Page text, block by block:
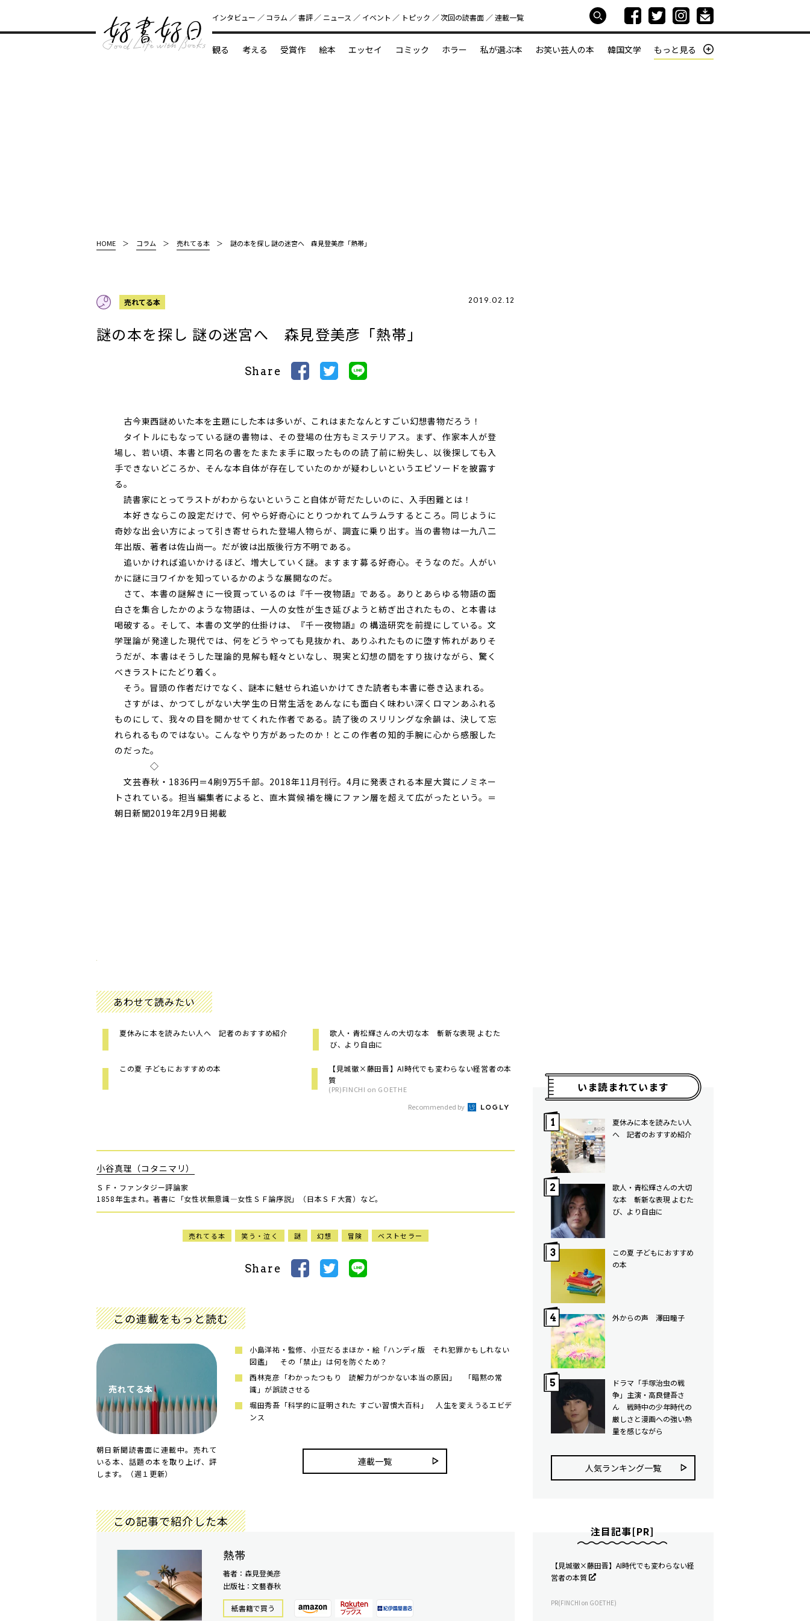
好書好日
インタビュー コラム 書評 ニュース イベント トピック 次回の読書⾯ 連載一覧
観る 考える 受賞作 絵本 エッセイ コミック ホラー 私が選ぶ本 お笑い芸人の本 韓国文学 もっと見る
HOME コラム 売れてる本 謎の本を探し 謎の迷宮へ 森見登美彦「熱帯」
売れてる本 2019.02.12
謎の本を探し 謎の迷宮へ 森見登美彦「熱帯」
Share
古今東西謎めいた本を主題にした本は多いが、これはまたなんとすごい幻想書物だろう！
タイトルにもなっている謎の書物は、その登場の仕方もミステリアス。まず、作家本人が登
場し、若い頃、本書と同名の書をたまたま手に取ったものの読了前に紛失し、以後探しても入
手できないどころか、そんな本自体が存在していたのかが疑わしいというエピソードを披露す
る。
読書家にとってラストがわからないということ自体が苛だたしいのに、入手困難とは！
本好きならこの設定だけで、何やら好奇心にとりつかれてムラムラするところ。同じように
奇妙な出会い方によって引き寄せられた登場人物らが、調査に乗り出す。当の書物は一九八二
年出版、著者は佐山尚一。だが彼は出版後行方不明である。
追いかければ追いかけるほど、増大していく謎。ますます募る好奇心。そうなのだ。人がい
かに謎にヨワイかを知っているかのような展開なのだ。
さて、本書の謎解きに一役買っているのは『千一夜物語』である。ありとあらゆる物語の面
白さを集合したかのような物語は、一人の女性が生き延びようと紡ぎ出されたもの、と本書は
喝破する。そして、本書の文学的仕掛けは、『千一夜物語』の構造研究を前提にしている。文
学理論が発達した現代では、何をどうやっても見抜かれ、ありふれたものに堕す怖れがありそ
うだが、本書はそうした理論的見解も軽々といなし、現実と幻想の間をすり抜けながら、驚く
べきラストにたどり着く。
そう。冒頭の作者だけでなく、謎本に魅せられ追いかけてきた読者も本書に巻き込まれる。
さすがは、かつてしがない大学生の日常生活をあんなにも面白く味わい深くロマンあふれる
ものにして、我々の目を開かせてくれた作者である。読了後のスリリングな余韻は、決して忘
れられるものではない。こんなやり方があったのか！とこの作者の知的手腕に心から感服した
のだった。
◇
文芸春秋・1836円＝4刷9万5千部。2018年11月刊行。4月に発表される本屋大賞にノミネー
トされている。担当編集者によると、直木賞候補を機にファン層を超えて広がったという。＝
朝日新聞2019年2月9日掲載
あわせて読みたい
夏休みに本を読みたい人へ 記者のおすすめ紹介
歌人・青松輝さんの大切な本 斬新な表現 よむた
び、より自由に
この夏 子どもにおすすめの本
【見城徹×藤田晋】AI時代でも変わらない経営者の本
質
(PR)FINCHI on GOETHE
Recommended by
小谷真理（コタニマリ）
ＳＦ・ファンタジー評論家
1858年生まれ。著書に「女性状無意識―女性ＳＦ論序説」（日本ＳＦ大賞）など。
売れてる本 笑う・泣く 謎 幻想 冒険 ベストセラー
Share
この連載をもっと読む
売れてる本
朝日新聞読書面に連載中。売れて
いる本、話題の本を取り上げ、評
します。（週１更新）
小島洋祐・監修、小豆だるまほか・絵「ハンディ版 それ犯罪かもしれない
図鑑」 その「禁止」は何を防ぐため？
西林克彦「わかったつもり 読解力がつかない本当の原因」 「暗黙の常
識」が誤読させる
堀田秀吾「科学的に証明された すごい習慣大百科」 人生を変えうるエビデ
ンス
連載一覧
この記事で紹介した本
熱帯
著者：森見登美彦
出版社：文藝春秋
紙書籍で買う
いま読まれています
夏休みに本を読みたい人
へ 記者のおすすめ紹介
歌人・青松輝さんの大切
な本 斬新な表現 よむた
び、より自由に
この夏 子どもにおすすめ
の本
外からの声 澤田瞳子
ドラマ「手塚治虫の戦
争」主演・高良健吾さ
ん 戦時中の少年時代の
厳しさと漫画への強い熱
量を感じながら
人気ランキング⼀覧
注目記事[PR]
【見城徹×藤田晋】AI時代でも変わらない経
営者の本質
PR(FINCHI on GOETHE)